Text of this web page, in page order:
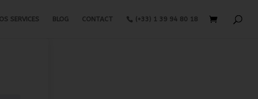
SERVICES BLOG CONTACT (+33) 1 39 94 80 18